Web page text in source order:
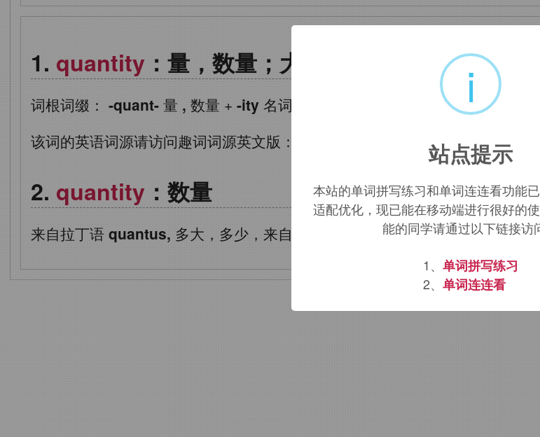
quantity ：量，数量；大量
词根词缀： -quant- 量 , 数量 + -ity 名词词尾
该词的英语词源请访问趣词词源英文版：
quantity含义。
quantity ：数量
来自拉丁语 quantus, 多大，多少，来自 谁，什么，如何，该，来自PIE
i
站点提示
本站的单词拼写练习和单词连连看功能
适配优化，现已能在移动端进行很好的
能的同学请通过以下链接访
1、 单词拼写练习
2、 单词连连看